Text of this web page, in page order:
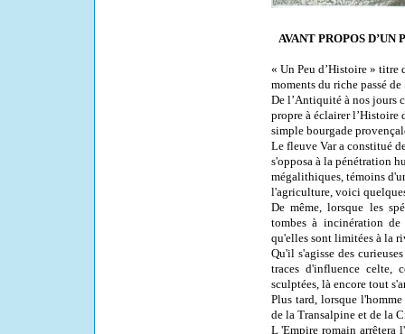
AVANT PROPOS
« Un Peu d’Histoire » titre
moments du riche passé
De l’Antiquité à nos jours
propre à éclairer l’Histoire
simple bourgade
Le fleuve Var a constitué
s'opposa à la pénétration
mégalithiques, témoins
l'agriculture, voici
De même, lorsque les
tombes à incinération
qu'elles sont limitées à la
Qu'il s'agisse des
traces d'influence celte,
sculptées, là encore tout
Plus tard, lorsque
de la Transalpine et de la
L 'Empire romain arrêtera